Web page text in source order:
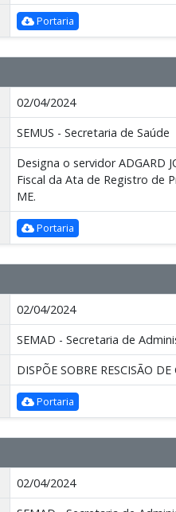
Portaria
02/04/2024
SEMUS - Secretaria de Saúde
Designa o servidor ADGARD
Fiscal da Ata de Registro de
ME.
Portaria
02/04/2024
SEMAD - Secretaria de
DISPÕE SOBRE RESCISÃO
Portaria
02/04/2024